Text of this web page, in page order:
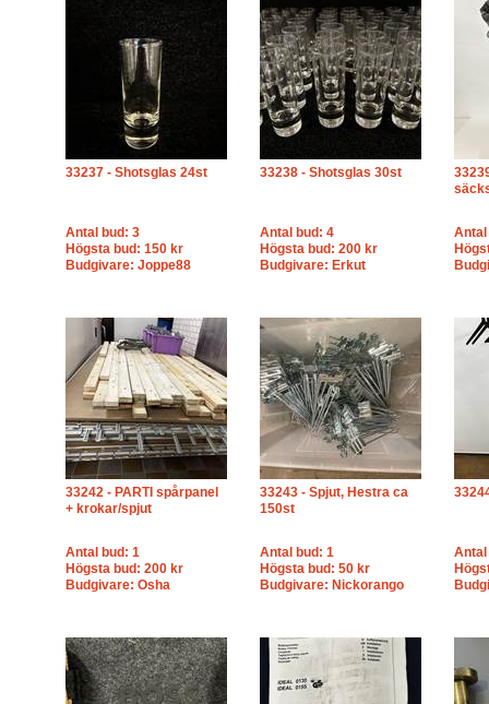
33237 - Shotsglas 24st
Antal bud: 3
Högsta bud: 150 kr
Budgivare: Joppe88
33238 - Shotsglas 30st
Antal bud: 4
Högsta bud: 200 kr
Budgivare: Erkut
Antal
33242 - PARTI spårpanel
+ krokar/spjut
Antal bud: 1
Högsta bud: 200 kr
Budgivare: Osha
33243 - Spjut, Hestra ca
150st
Antal bud: 1
Högsta bud: 50 kr
Budgivare: Nickorango
Antal